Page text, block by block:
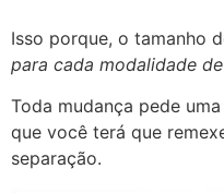
Isso porque, o tamanho
para cada modalidade
Toda mudança pede
que você terá que
separação.